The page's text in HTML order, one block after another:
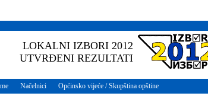
LOKALNI IZBORI 2012
UTVRĐENI REZULTATI
Načelnici Općinsko vijeće / Skupština opštine